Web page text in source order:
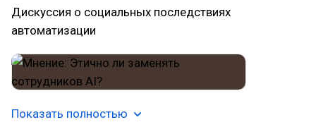
Дискуссия о социальных последствиях
автоматизации
Показать полностью